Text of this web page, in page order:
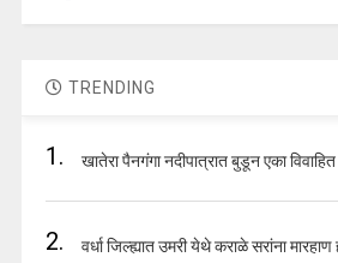
TRENDING
1. खातेरा पैनगंगा नदीपात्रात बुडून एका
2. वर्धा जिल्ह्यात उमरी येथे कराळे सरांना मारहाण